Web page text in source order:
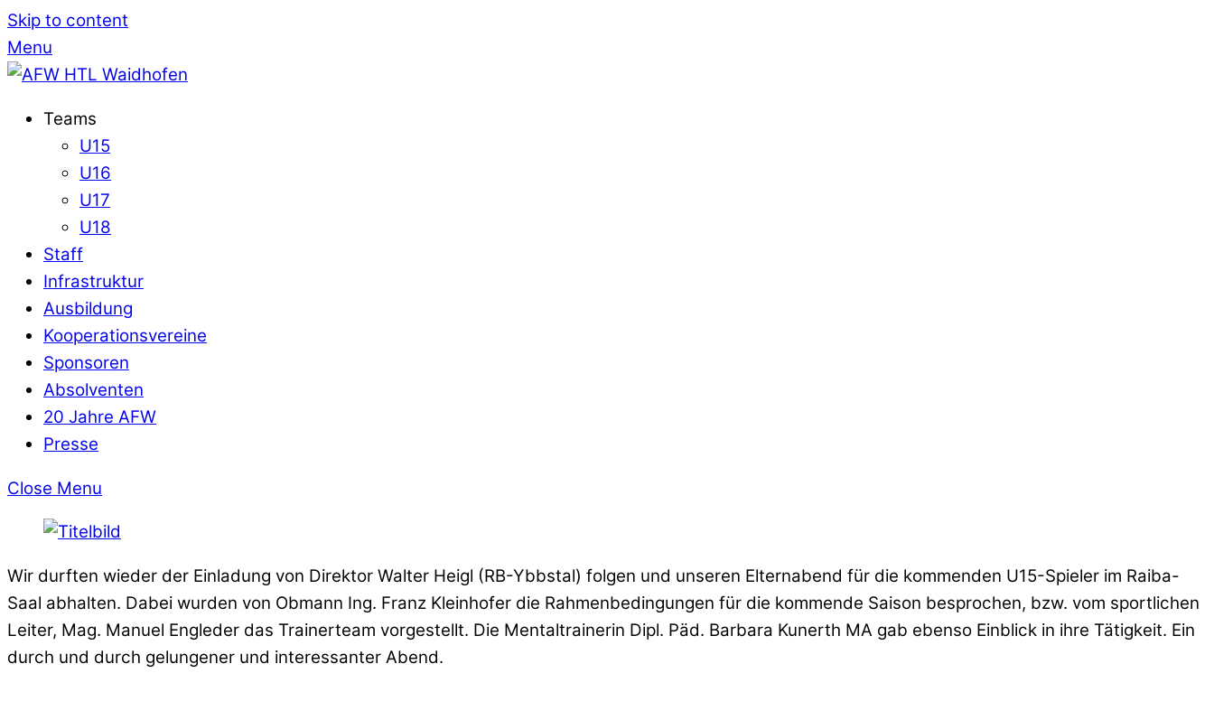
Skip to content
Menu
Teams
U15
U16
U17
U18
Staff
Infrastruktur
Ausbildung
Kooperationsvereine
Sponsoren
Absolventen
20 Jahre AFW
Presse
Close Menu
Wir durften wieder der Einladung von Direktor Walter Heigl (RB-Ybbstal) folgen und unseren Elternabend für die kommenden U15-Spieler im Raiba-
Saal abhalten. Dabei wurden von Obmann Ing. Franz Kleinhofer die Rahmenbedingungen für die kommende Saison besprochen, bzw. vom sportlichen
Leiter, Mag. Manuel Engleder das Trainerteam vorgestellt. Die Mentaltrainerin Dipl. Päd. Barbara Kunerth MA gab ebenso Einblick in ihre Tätigkeit. Ein
durch und durch gelungener und interessanter Abend.